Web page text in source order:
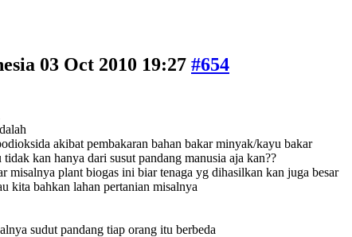
03 Oct 2010 19:27 #654
akibat pembakaran bahan bakar minyak/kayu bakar
kan hanya dari susut pandang manusia aja kan??
plant biogas ini biar tenaga yg dihasilkan kan juga besar
kita bahkan lahan pertanian misalnya
sudut pandang tiap orang itu berbeda